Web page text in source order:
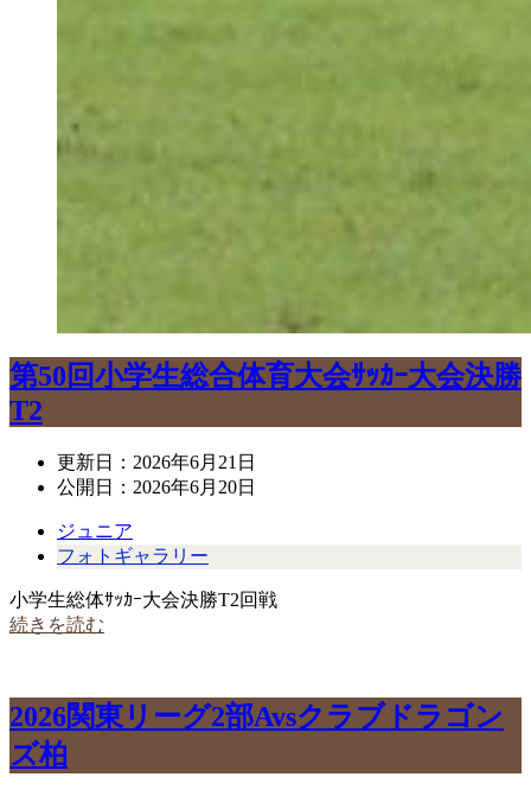
第50回小学生総合体育大会ｻｯｶｰ大会決勝
T2
更新日： 2026年6月21日
公開日： 2026年6月20日
ジュニア
フォトギャラリー
小学生総体ｻｯｶｰ大会決勝T2回戦
続きを読む
2026関東リーグ2部Avsクラブドラゴン
ズ柏